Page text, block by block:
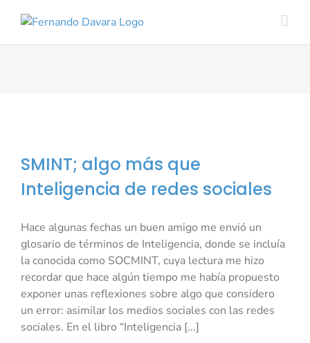
contenido
SMINT; algo más que
Inteligencia de redes sociales
Hace algunas fechas un buen amigo me envió un
glosario de términos de Inteligencia, donde se incluía
la conocida como SOCMINT, cuya lectura me hizo
recordar que hace algún tiempo me había propuesto
exponer unas reflexiones sobre algo que considero
un error: asimilar los medios sociales con las redes
sociales. En el libro “Inteligencia [...]